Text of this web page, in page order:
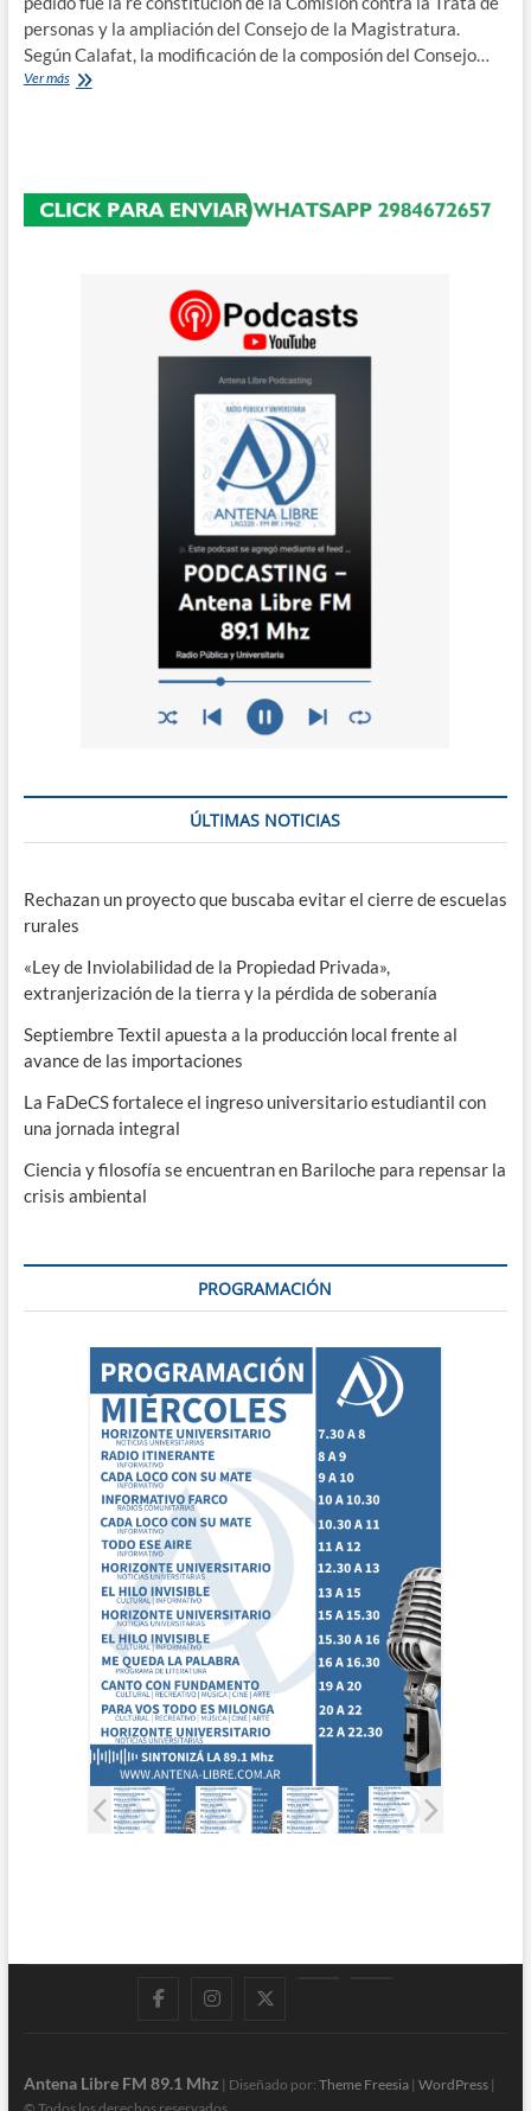
a
Tribunales
personas y la ampliación del Consejo de la Magistratura.
Según Calafat, la modificación de la composión del Consejo…
Ver másIntegrantes
se
reunieron
ÚLTIMAS NOTICIAS
Rechazan un proyecto que buscaba evitar el cierre de escuelas
rurales
«Ley de Inviolabilidad de la Propiedad Privada»,
extranjerización de la tierra y la pérdida de soberanía
Septiembre Textil apuesta a la producción local frente al
avance de las importaciones
La FaDeCS fortalece el ingreso universitario estudiantil con
una jornada integral
Ciencia y filosofía se encuentran en Bariloche para repensar la
crisis ambiental
PROGRAMACIÓN
FacebookInstagram
Antena Libre FM 89.1 Mhz | Diseñado por: Theme Freesia| WordPress|